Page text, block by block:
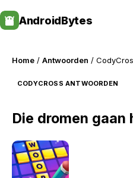
to
content
AndroidBytes
Home / Antwoorden /
CODYCROSS ANTWOORDEN
Die dromen gaan